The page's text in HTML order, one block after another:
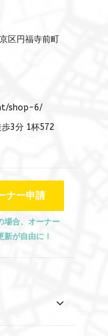
区円福寺前町
shop-6/
3分 1杯572
ナー申請
場合、オーナー
が自由に！